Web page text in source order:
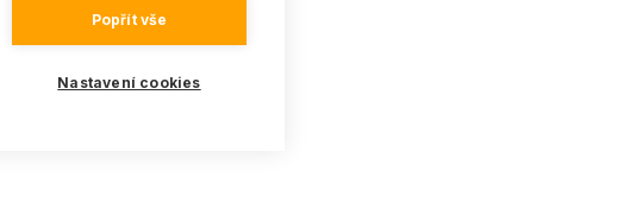
Popřít vše
Nastavení cookies